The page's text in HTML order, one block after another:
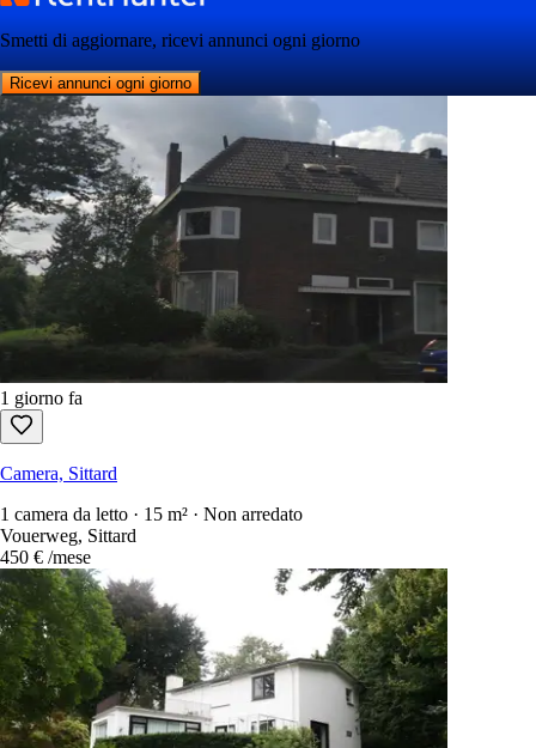
Smetti di aggiornare, ricevi annunci ogni giorno
Ricevi annunci ogni giorno
1 giorno fa
Camera, Sittard
1 camera da letto · 15 m² · Non arredato
Vouerweg, Sittard
450 € /mese